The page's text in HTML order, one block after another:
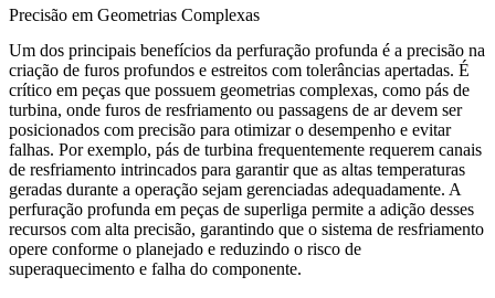
Precisão em Geometrias Complexas
Um dos principais benefícios da perfuração profunda é a precisão na
criação de furos profundos e estreitos com tolerâncias apertadas. É
crítico em peças que possuem geometrias complexas, como pás de
turbina, onde furos de resfriamento ou passagens de ar devem ser
posicionados com precisão para otimizar o desempenho e evitar
falhas. Por exemplo, pás de turbina frequentemente requerem canais
de resfriamento intrincados para garantir que as altas temperaturas
geradas durante a operação sejam gerenciadas adequadamente. A
perfuração profunda em peças de superliga permite a adição desses
recursos com alta precisão, garantindo que o sistema de resfriamento
opere conforme o planejado e reduzindo o risco de
superaquecimento e falha do componente.